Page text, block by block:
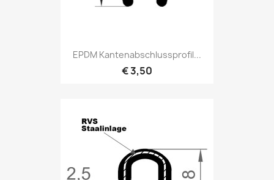
EPDM Kantenabschlussprofil...
€ 3,50